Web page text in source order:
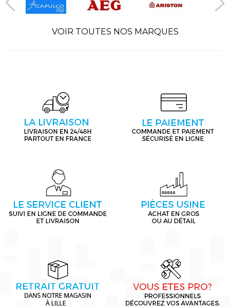
VOIR TOUTES NOS MARQUES